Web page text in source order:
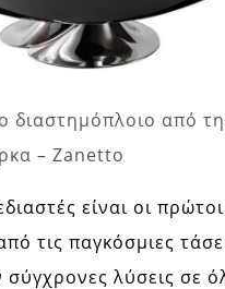
διαστημόπλοιο από
– Zanetto
είναι οι
τις παγκόσμιες
σύγχρονες λύσεις σε